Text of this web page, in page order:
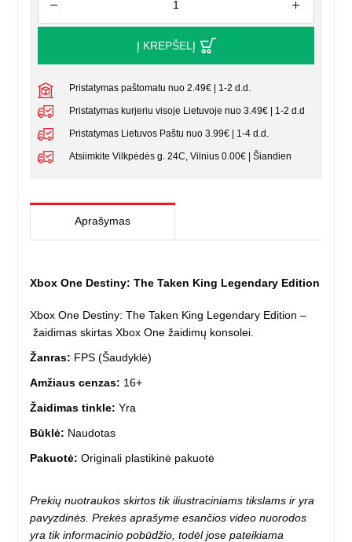
Į KREPŠELĮ
Pristatymas paštomatu nuo 2.49€ | 1-2 d.d.
Pristatymas kurjeriu visoje Lietuvoje nuo 3.49€ | 1-2 d.d
Pristatymas Lietuvos Paštu nuo 3.99€ | 1-4 d.d.
Atsiimkite Vilkpėdės g. 24C, Vilnius 0.00€ | Šiandien
Aprašymas
Xbox One Destiny: The Taken King Legendary Edition
Xbox One Destiny: The Taken King Legendary Edition –
žaidimas skirtas Xbox One žaidimų konsolei.
Žanras: FPS (Šaudyklė)
Amžiaus cenzas: 16+
Žaidimas tinkle: Yra
Būklė: Naudotas
Pakuotė: Originali plastikinė pakuotė
Prekių nuotraukos skirtos tik iliustraciniams tikslams ir yra
pavyzdinės. Prekės aprašyme esančios video nuorodos
yra tik informacinio pobūdžio, todėl jose pateikiama